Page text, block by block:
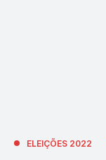
ELEIÇÕES 2022